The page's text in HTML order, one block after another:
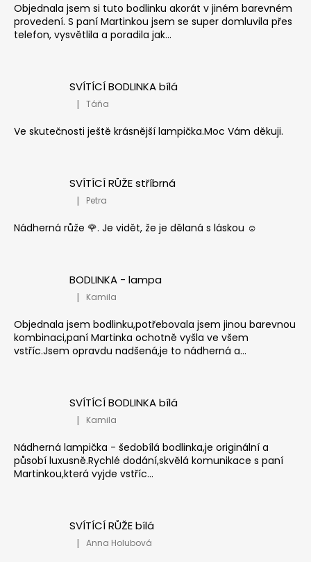
Objednala jsem si tuto bodlinku akorát v jiném barevném
provedení. S paní Martinkou jsem se super domluvila přes
telefon, vysvětlila a poradila jak...
SVÍTÍCÍ BODLINKA bílá
Hodnocení produktu je 5 z 5 hvězdiček.
| Táňa
Ve skutečnosti ještě krásnější lampička.Moc Vám děkuji.
SVÍTÍCÍ RŮŽE stříbrná
Hodnocení produktu je 5 z 5 hvězdiček.
| Petra
Nádherná růže 🌹. Je vidět, že je dělaná s láskou ☺️
BODLINKA - lampa
Hodnocení produktu je 5 z 5 hvězdiček.
| Kamila
Objednala jsem bodlinku,potřebovala jsem jinou barevnou
kombinaci,paní Martinka ochotně vyšla ve všem
vstříc.Jsem opravdu nadšená,je to nádherná a...
SVÍTÍCÍ BODLINKA bílá
Hodnocení produktu je 5 z 5 hvězdiček.
| Kamila
Nádherná lampička - šedobílá bodlinka,je originální a
působí luxusně.Rychlé dodání,skvělá komunikace s paní
Martinkou,která vyjde vstříc...
SVÍTÍCÍ RŮŽE bílá
Hodnocení produktu je 5 z 5 hvězdiček.
| Anna Holubová